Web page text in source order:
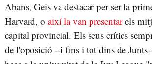
Abans, Geis va destacar per ser la
Harvard, o així la van presentarels
capital provincial. Els seus crítics
de l'oposició --i fins i tot dins de